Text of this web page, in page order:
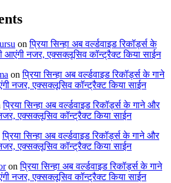
onप्रिया सिन्हा अब वर्ल्डवाइड रिकॉर्ड्स के
आएंगी नजर, एक्सक्लूसिव कॉन्ट्रैक्ट किया साईन
onप्रिया सिन्हा अब वर्ल्डवाइड रिकॉर्ड्स के गाने
नजर, एक्सक्लूसिव कॉन्ट्रैक्ट किया साईन
प्रिया सिन्हा अब वर्ल्डवाइड रिकॉर्ड्स के गाने और
एक्सक्लूसिव कॉन्ट्रैक्ट किया साईन
प्रिया सिन्हा अब वर्ल्डवाइड रिकॉर्ड्स के गाने और
एक्सक्लूसिव कॉन्ट्रैक्ट किया साईन
onप्रिया सिन्हा अब वर्ल्डवाइड रिकॉर्ड्स के गाने
नजर, एक्सक्लूसिव कॉन्ट्रैक्ट किया साईन